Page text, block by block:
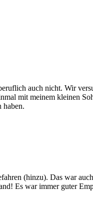
auch nicht. Wir
mit meinem kleinen
haben.
(hinzu). Das war
Es war immer guter